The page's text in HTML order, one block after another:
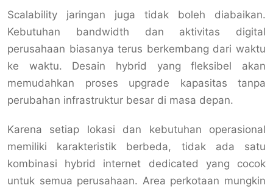
Scalability jaringan juga tidak boleh diabaikan.
Kebutuhan bandwidth dan aktivitas digital
perusahaan biasanya terus berkembang dari waktu
ke waktu. Desain hybrid yang fleksibel akan
memudahkan proses upgrade kapasitas tanpa
perubahan infrastruktur besar di masa depan.
Karena setiap lokasi dan kebutuhan operasional
memiliki karakteristik berbeda, tidak ada satu
kombinasi hybrid internet dedicated yang cocok
untuk semua perusahaan. Area perkotaan mungkin